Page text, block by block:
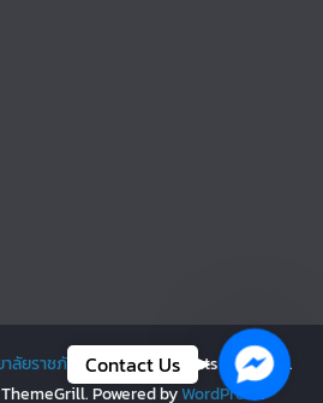
ลัยราชภัฏเลย | LRU. All rights reserved.
Powered byWordPress.
Contact Us